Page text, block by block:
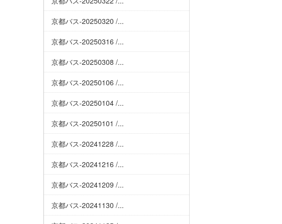
京都バス-20250320 /...
京都バス-20250316 /...
京都バス-20250308 /...
京都バス-20250106 /...
京都バス-20250104 /...
京都バス-20250101 /...
京都バス-20241228 /...
京都バス-20241216 /...
京都バス-20241209 /...
京都バス-20241130 /...